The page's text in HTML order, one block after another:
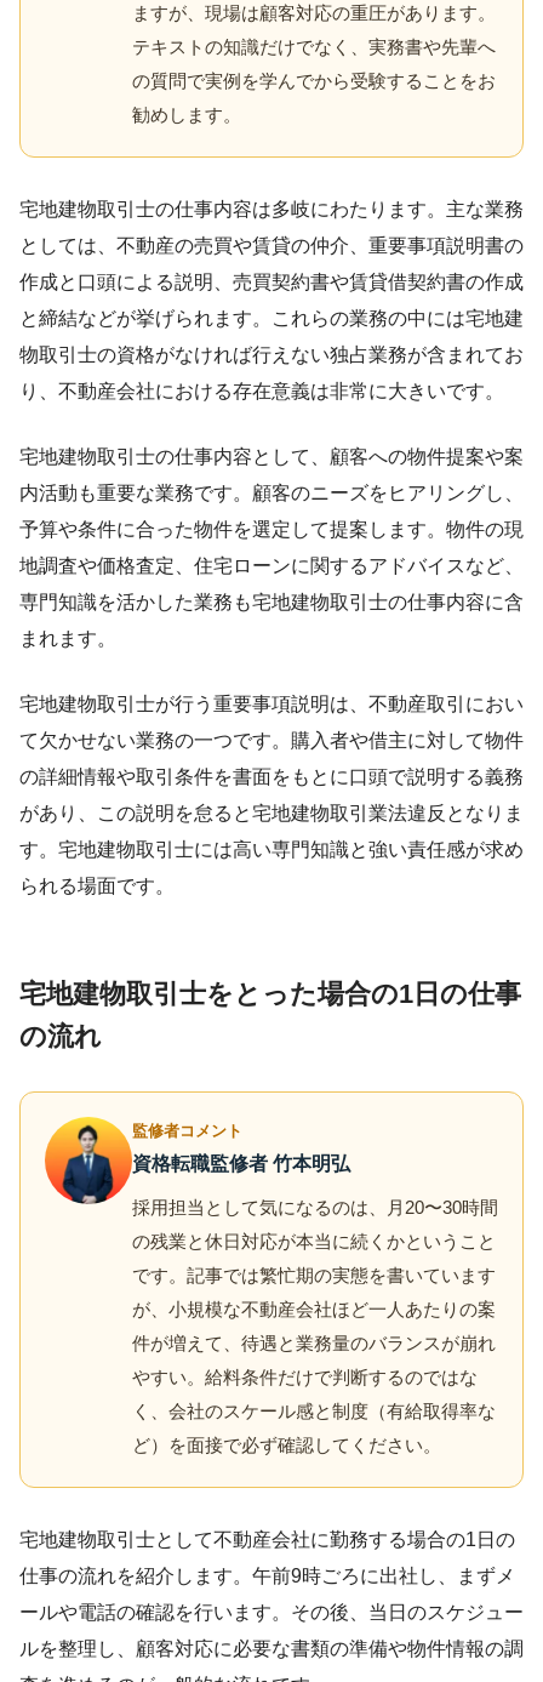
ますが、現場は顧客対応の重圧があります。
テキストの知識だけでなく、実務書や先輩へ
の質問で実例を学んでから受験することをお
勧めします。
宅地建物取引士の仕事内容は多岐にわたります。主な業務
としては、不動産の売買や賃貸の仲介、重要事項説明書の
作成と口頭による説明、売買契約書や賃貸借契約書の作成
と締結などが挙げられます。これらの業務の中には宅地建
物取引士の資格がなければ行えない独占業務が含まれてお
り、不動産会社における存在意義は非常に大きいです。
宅地建物取引士の仕事内容として、顧客への物件提案や案
内活動も重要な業務です。顧客のニーズをヒアリングし、
予算や条件に合った物件を選定して提案します。物件の現
地調査や価格査定、住宅ローンに関するアドバイスなど、
専門知識を活かした業務も宅地建物取引士の仕事内容に含
まれます。
宅地建物取引士が行う重要事項説明は、不動産取引におい
て欠かせない業務の一つです。購入者や借主に対して物件
の詳細情報や取引条件を書面をもとに口頭で説明する義務
があり、この説明を怠ると宅地建物取引業法違反となりま
す。宅地建物取引士には高い専門知識と強い責任感が求め
られる場面です。
宅地建物取引士をとった場合の1日の仕事
の流れ
監修者コメント
資格転職監修者 竹本明弘
採用担当として気になるのは、月20〜30時間
の残業と休日対応が本当に続くかということ
です。記事では繁忙期の実態を書いています
が、小規模な不動産会社ほど一人あたりの案
件が増えて、待遇と業務量のバランスが崩れ
やすい。給料条件だけで判断するのではな
く、会社のスケール感と制度（有給取得率な
ど）を面接で必ず確認してください。
宅地建物取引士として不動産会社に勤務する場合の1日の
仕事の流れを紹介します。午前9時ごろに出社し、まずメ
ールや電話の確認を行います。その後、当日のスケジュー
ルを整理し、顧客対応に必要な書類の準備や物件情報の調